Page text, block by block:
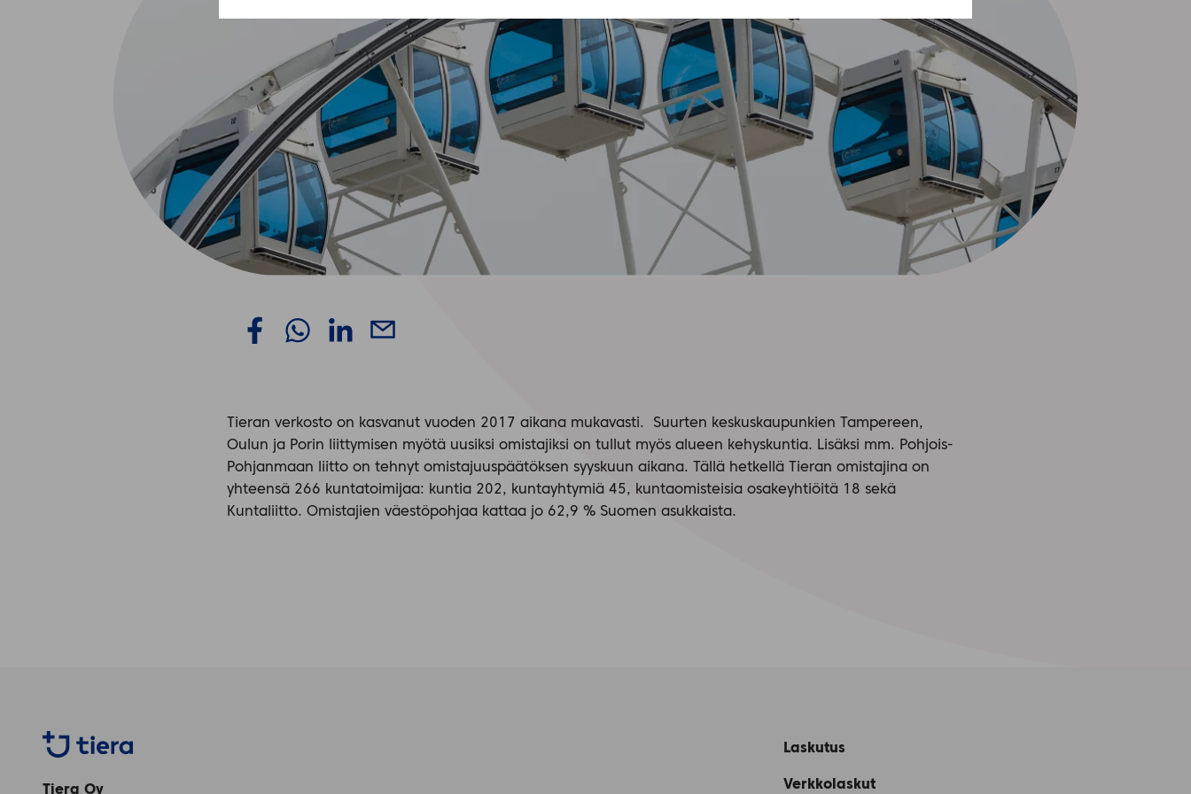
Tieran verkosto on kasvanut vuoden 2017 aikana mukavasti. Suurten keskuskaupunkien Tampereen,
Oulun ja Porin liittymisen myötä uusiksi omistajiksi on tullut myös alueen kehyskuntia. Lisäksi mm. Pohjois-
Pohjanmaan liitto on tehnyt omistajuuspäätöksen syyskuun aikana. Tällä hetkellä Tieran omistajina on
yhteensä 266 kuntatoimijaa: kuntia 202, kuntayhtymiä 45, kuntaomisteisia osakeyhtiöitä 18 sekä
Kuntaliitto. Omistajien väestöpohjaa kattaa jo 62,9 % Suomen asukkaista.
Tiera
Tiera Oy
Laskutus
Verkkolaskut